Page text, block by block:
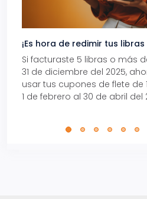
¡Es hora de redimir tus libras
Si facturaste 5 libras o más
31 de diciembre del 2025,
usar tus cupones de flete de
1 de febrero al 30 de abril del